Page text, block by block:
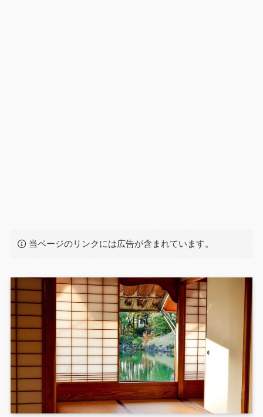
当ページのリンクには広告が含まれています。